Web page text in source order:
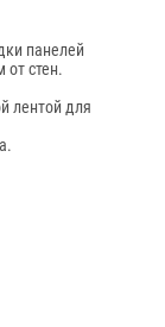
панелей
от стен.
лентой для